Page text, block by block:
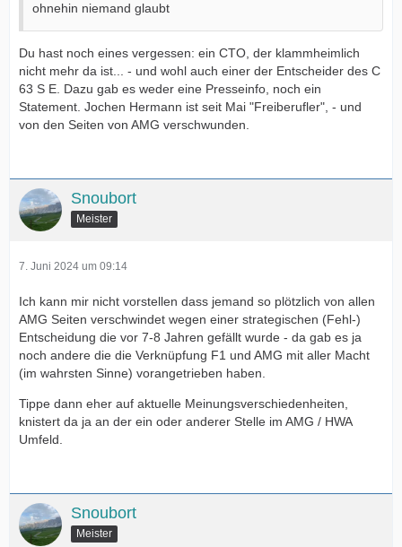
ohnehin niemand glaubt
Du hast noch eines vergessen: ein CTO, der klammheimlich
nicht mehr da ist... - und wohl auch einer der Entscheider des C
63 S E. Dazu gab es weder eine Presseinfo, noch ein
Statement. Jochen Hermann ist seit Mai "Freiberufler", - und
von den Seiten von AMG verschwunden.
Snoubort
Meister
7. Juni 2024 um 09:14
Ich kann mir nicht vorstellen dass jemand so plötzlich von allen
AMG Seiten verschwindet wegen einer strategischen (Fehl-)
Entscheidung die vor 7-8 Jahren gefällt wurde - da gab es ja
noch andere die die Verknüpfung F1 und AMG mit aller Macht
(im wahrsten Sinne) vorangetrieben haben.
Tippe dann eher auf aktuelle Meinungsverschiedenheiten,
knistert da ja an der ein oder anderer Stelle im AMG / HWA
Umfeld.
Snoubort
Meister